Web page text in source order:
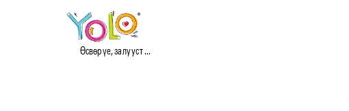
Өсвөр үе, залууст ...